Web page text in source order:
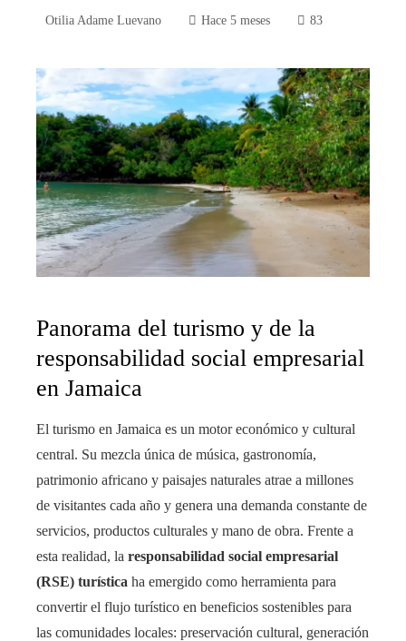
Otilia Adame Luevano Hace 5 meses 83
Panorama del turismo y de la
responsabilidad social empresarial
en Jamaica
El turismo en Jamaica es un motor económico y cultural
central. Su mezcla única de música, gastronomía,
patrimonio africano y paisajes naturales atrae a millones
de visitantes cada año y genera una demanda constante de
servicios, productos culturales y mano de obra. Frente a
esta realidad, la responsabilidad social empresarial
(RSE) turística ha emergido como herramienta para
convertir el flujo turístico en beneficios sostenibles para
las comunidades locales: preservación cultural, generación